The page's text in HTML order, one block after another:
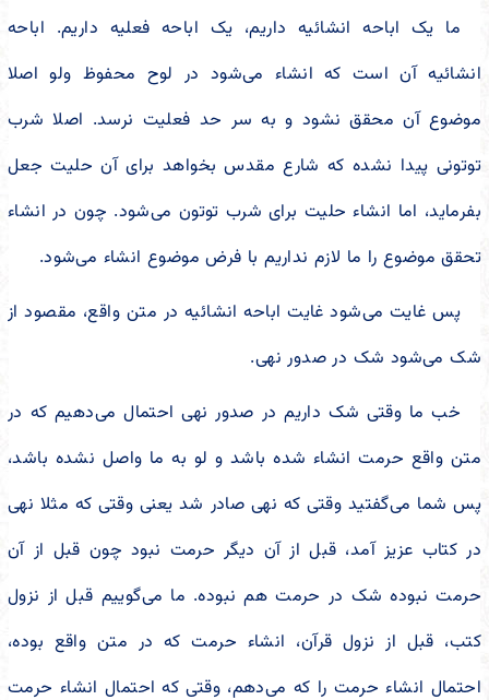
ما یک اباحه انشائیه داریم، یک اباحه فعلیه داریم. اباحه
انشائیه آن است که انشاء می‌شود در لوح محفوظ ولو اصلا
موضوع آن محقق نشود و به سر حد فعلیت نرسد. اصلا شرب
توتونی پیدا نشده که شارع مقدس بخواهد برای آن حلیت جعل
بفرماید، اما انشاء حلیت برای شرب توتون می‌شود. چون در انشاء
تحقق موضوع را ما لازم نداریم با فرض موضوع انشاء می‌شود.
پس غایت می‌شود غایت اباحه انشائیه در متن واقع، مقصود از
شک می‌شود شک در صدور نهی.
خب ما وقتی شک داریم در صدور نهی احتمال می‌دهیم که در
متن واقع حرمت انشاء شده باشد و لو به ما واصل نشده باشد،
پس شما می‌گفتید وقتی که نهی صادر شد یعنی وقتی که مثلا نهی
در کتاب عزیز آمد، قبل از آن دیگر حرمت نبود چون قبل از آن
حرمت نبوده شک در حرمت هم نبوده. ما می‌گوییم قبل از نزول
کتب، قبل از نزول قرآن، انشاء حرمت که در متن واقع بوده،
احتمال انشاء حرمت را که می‌دهم، وقتی که احتمال انشاء حرمت